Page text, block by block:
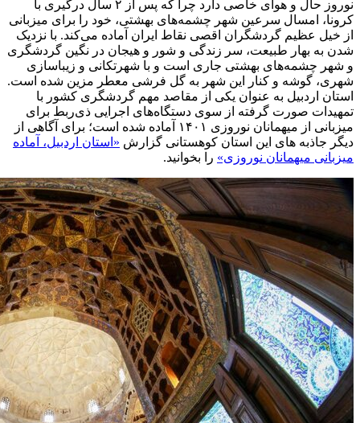
نوروز حال و هوای خاصی دارد چرا که پس از ۲ سال درگیری با
کرونا، امسال سرعین شهر چشمه‌های بهشتی، خود را برای میزبانی
از خیل عظیم گردشگران اقصی نقاط ایران آماده می‌کند. با نزدیک
شدن به بهار طبیعت، سر زندگی و شور و هیجان در نگین گردشگری
و شهر چشمه‌های بهشتی جاری است و با شهرتکانی و زیباسازی
شهری، گوشه و کنار این شهر به گل فرشی معطر مزین شده‌ است.
استان اردبیل به عنوان یکی از مقاصد مهم گردشگری کشور با
تمهیدات صورت گرفته از سوی دستگاه‌های اجرایی ذی‌ربط برای
میزبانی از میهمانان نوروزی ۱۴۰۱ آماده شده است؛ برای آگاهی از
دیگر جاذبه های این استان کوهستانی گزارش «استان اردبیل، آماده
میزبانی میهمانان نوروزی» را بخوانید.